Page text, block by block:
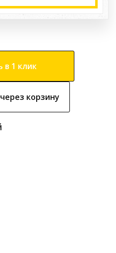
в 1 клик
корзину